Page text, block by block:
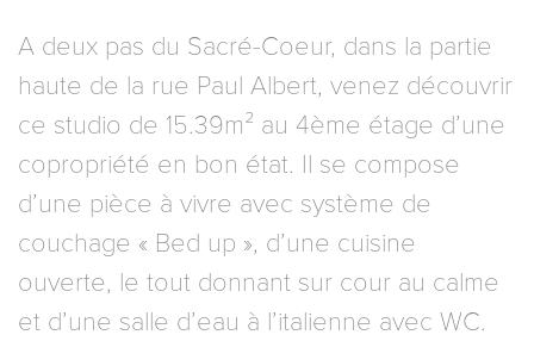
A deux pas du Sacré-Coeur, dans la partie
haute de la rue Paul Albert, venez découvrir
ce studio de 15.39m² au 4ème étage d’une
copropriété en bon état. Il se compose
d’une pièce à vivre avec système de
couchage « Bed up », d’une cuisine
ouverte, le tout donnant sur cour au calme
et d’une salle d’eau à l’italienne avec WC.